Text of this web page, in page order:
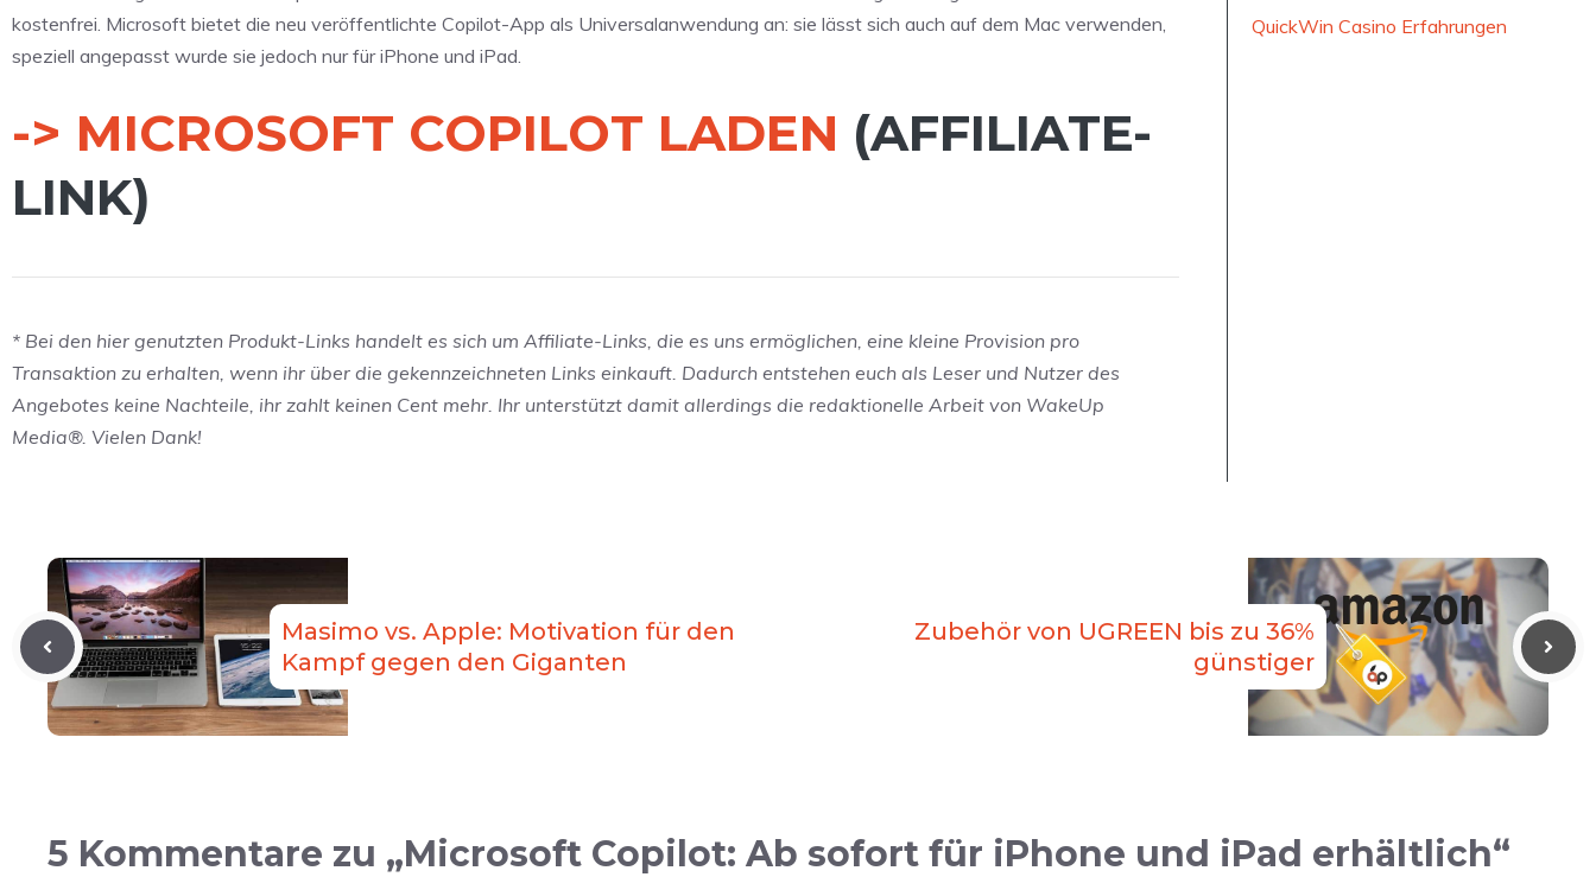
kostenfrei. Microsoft bietet die neu veröffentlichte Copilot-App als Universalanwendung an: sie lässt sich auch auf dem Mac verwenden,
speziell angepasst wurde sie jedoch nur für iPhone und iPad.
-> MICROSOFT COPILOT LADEN (AFFILIATE-
LINK)
* Bei den hier genutzten Produkt-Links handelt es sich um Affiliate-Links, die es uns ermöglichen, eine kleine Provision pro
Transaktion zu erhalten, wenn ihr über die gekennzeichneten Links einkauft. Dadurch entstehen euch als Leser und Nutzer des
Angebotes keine Nachteile, ihr zahlt keinen Cent mehr. Ihr unterstützt damit allerdings die redaktionelle Arbeit von WakeUp
Media®. Vielen Dank!
QuickWin Casino Erfahrungen
Masimo vs. Apple: Motivation für den
Kampf gegen den Giganten
Zubehör von UGREEN bis zu 36%
günstiger
5 Kommentare zu „Microsoft Copilot: Ab sofort für iPhone und iPad erhältlich“